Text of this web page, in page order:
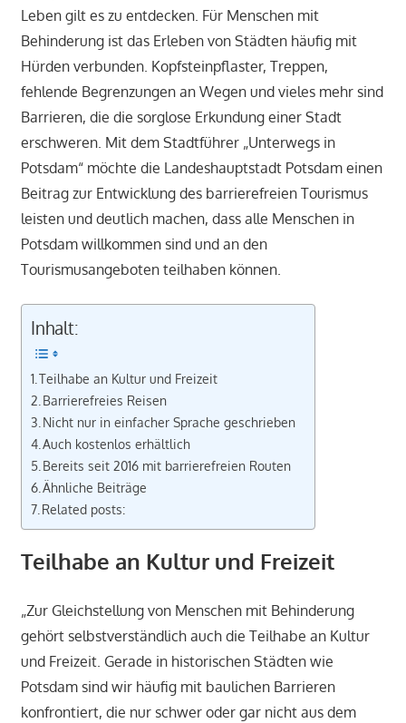
Leben gilt es zu entdecken. Für Menschen mit
Behinderung ist das Erleben von Städten häufig mit
Hürden verbunden. Kopfsteinpflaster, Treppen,
fehlende Begrenzungen an Wegen und vieles mehr sind
Barrieren, die die sorglose Erkundung einer Stadt
erschweren. Mit dem Stadtführer „Unterwegs in
Potsdam“ möchte die Landeshauptstadt Potsdam einen
Beitrag zur Entwicklung des barrierefreien Tourismus
leisten und deutlich machen, dass alle Menschen in
Potsdam willkommen sind und an den
Tourismusangeboten teilhaben können.
Inhalt:
Teilhabe an Kultur und Freizeit
Barrierefreies Reisen
Nicht nur in einfacher Sprache geschrieben
Auch kostenlos erhältlich
Bereits seit 2016 mit barrierefreien Routen
Ähnliche Beiträge
Related posts:
Teilhabe an Kultur und Freizeit
„Zur Gleichstellung von Menschen mit Behinderung
gehört selbstverständlich auch die Teilhabe an Kultur
und Freizeit. Gerade in historischen Städten wie
Potsdam sind wir häufig mit baulichen Barrieren
konfrontiert, die nur schwer oder gar nicht aus dem